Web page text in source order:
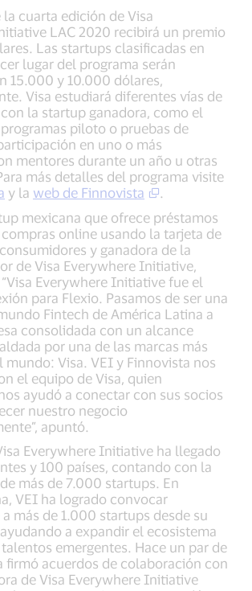
la cuarta edición de Visa
LAC 2020 recibirá un premio
Las startups clasificadas en
lugar del programa serán
15.000 y 10.000 dólares,
Visa estudiará diferentes vías de
la startup ganadora, como el
piloto o pruebas de
en uno o más
mentores durante un año u otras
más detalles del programa visite
y la web de Finnovista
mexicana que ofrece préstamos
online usando la tarjeta de
y ganadora de la
de Visa Everywhere Initiative,
Everywhere Initiative fue el
para Flexio. Pasamos de ser una
Fintech de América Latina a
consolidada con un alcance
por una de las marcas más
mundo: Visa. VEI y Finnovista nos
el equipo de Visa, quien
ayudó a conectar con sus socios
nuestro negocio
apuntó.
Everywhere Initiative ha llegado
y 100 países, contando con la
más de 7.000 startups. En
VEI ha logrado convocar
más de 1.000 startups desde su
a expandir el ecosistema
emergentes. Hace un par de
firmó acuerdos de colaboración con
de Visa Everywhere Initiative